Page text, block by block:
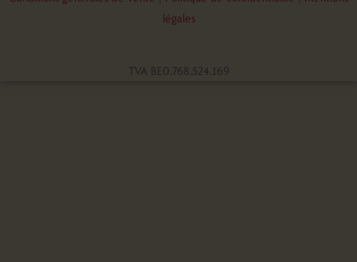
légales
TVA BE0.768.524.169